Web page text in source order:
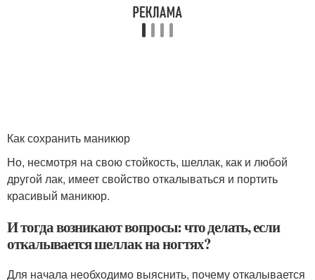
Как сохранить маникюр
Но, несмотря на свою стойкость, шеллак, как и любой
другой лак, имеет свойство откалываться и портить
красивый маникюр.
И тогда возникают вопросы: что делать, если
откалывается шеллак на ногтях?
Для начала необходимо выяснить, почему откалывается